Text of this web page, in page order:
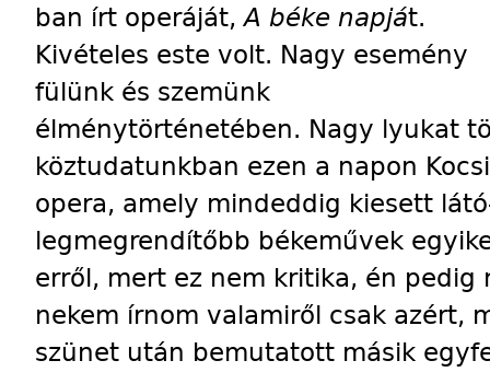
ban írt operáját,A béke napját.
Kivételes este volt. Nagy esemény
fülünk és szemünk
élménytörténetében. Nagy lyukat
köztudatunkban ezen a napon
opera, amely mindeddig kiesett
legmegrendítőbb békeművek
erről, mert ez nem kritika, én pedig
nekem írnom valamiről csak azért,
szünet után bemutatott másik